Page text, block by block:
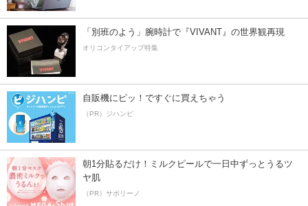
「別班のよう」腕時計で『VIVANT』の世界観再現
オリコンタイアップ特集
自販機にピッ！ですぐに買えちゃう
（PR）ジハンピ
朝1分貼るだけ！ミルクピールで一日中ずっとうるツ
ヤ肌
（PR）サボリーノ